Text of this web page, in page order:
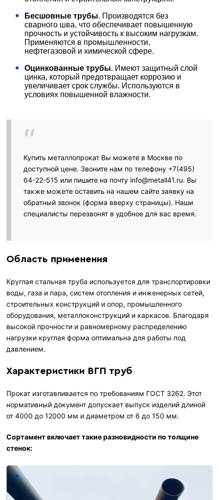
Бесшовные трубы. Производятся без
сварного шва, что обеспечивает повышенную
прочность и устойчивость к высоким нагрузкам.
Применяются в промышленности,
нефтегазовой и химической сфере.
Оцинкованные трубы. Имеют защитный слой
цинка, который предотвращает коррозию и
увеличивает срок службы. Используются в
условиях повышенной влажности.
Купить металлопрокат Вы можете в Москве по
доступной цене. Звоните нам по телефону +7(495)
64-22-515 или пишите на почту info@metall41.ru. Вы
также можете оставить на нашем сайте заявку на
обратный звонок (форма вверху страницы). Наши
специалисты перезвонят в удобное для вас время.
Область применения
Круглая стальная труба используется для транспортировки
воды, газа и пара, систем отопления и инженерных сетей,
строительных конструкций и опор, промышленного
оборудования, металлоконструкций и каркасов. Благодаря
высокой прочности и равномерному распределению
нагрузки круглая форма оптимальна для работы под
давлением.
Характеристики ВГП труб
Прокат изготавливается по требованиям ГОСТ 3262. Этот
нормативный документ допускает выпуск изделий длиной
от 4000 до 12000 мм и диаметром от 6 до 150 мм.
Сортамент включает такие разновидности по толщине
стенок: